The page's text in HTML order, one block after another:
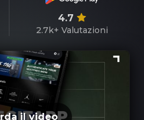
4.7
2.7k+ Valutazioni
il video